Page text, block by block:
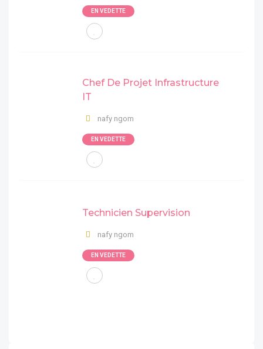
EN VEDETTE
Chef De Projet Infrastructure
IT
nafy ngom
EN VEDETTE
Technicien Supervision
nafy ngom
EN VEDETTE